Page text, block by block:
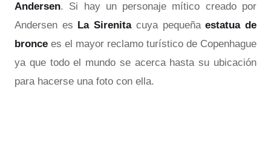
Andersen. Si hay un personaje mítico creado por
Andersen es La Sirenitacuya pequeñaestatua de
bronce es el mayor reclamo turístico de Copenhague
ya que todo el mundo se acerca hasta su ubicación
para hacerse una foto con ella.